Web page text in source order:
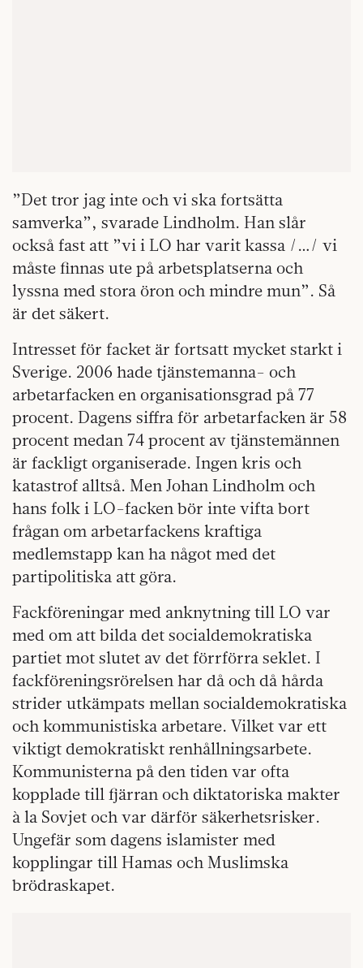
”Det tror jag inte och vi ska fortsätta
samverka”, svarade Lindholm. Han slår
också fast att ”vi i LO har varit kassa /…/ vi
måste finnas ute på arbetsplatserna och
lyssna med stora öron och mindre mun”. Så
är det säkert.
Intresset för facket är fortsatt mycket starkt i
Sverige. 2006 hade tjänstemanna- och
arbetarfacken en organisationsgrad på 77
procent. Dagens siffra för arbetarfacken är 58
procent medan 74 procent av tjänstemännen
är fackligt organiserade. Ingen kris och
katastrof alltså. Men Johan Lindholm och
hans folk i LO-facken bör inte vifta bort
frågan om arbetarfackens kraftiga
medlemstapp kan ha något med det
partipolitiska att göra.
Fackföreningar med anknytning till LO var
med om att bilda det socialdemokratiska
partiet mot slutet av det förrförra seklet. I
fackföreningsrörelsen har då och då hårda
strider utkämpats mellan socialdemokratiska
och kommunistiska arbetare. Vilket var ett
viktigt demokratiskt renhållningsarbete.
Kommunisterna på den tiden var ofta
kopplade till fjärran och diktatoriska makter
à la Sovjet och var därför säkerhetsrisker.
Ungefär som dagens islamister med
kopplingar till Hamas och Muslimska
brödraskapet.